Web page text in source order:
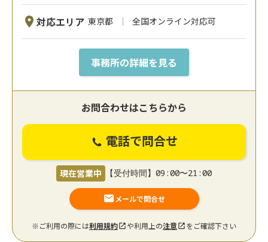
対応エリア 東京都 全国オンライン対応可
事務所の詳細を見る
お問合わせはこちらから
電話で問合せ
現在営業中 【受付時間】09:00〜21:00
メールで問合せ
※ご利用の際には利用規約 や利用上の注意 をご確認下さい